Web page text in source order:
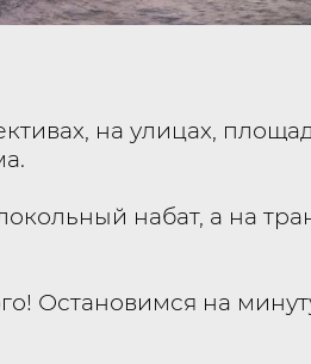
на улицах,
набат, а на
Остановимся на